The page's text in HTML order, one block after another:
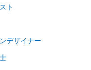
ト
デザイナー